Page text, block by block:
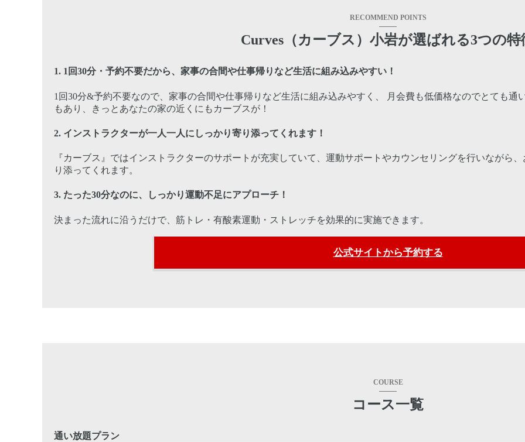
Curves（カーブス）小岩が選ばれる3つの特
RECOMMEND POINTS
1. 1回30分・予約不要だから、家事の合間や仕事帰りなど生活に組み込みやすい！
1回30分&予約不要なので、家事の合間や仕事帰りなど生活に組み込みやすく、 月会費も低価格なのでとても通
もあり、きっとあなたの家の近くにもカーブスが！
2. インストラクターが一人一人にしっかり寄り添ってくれます！
『カーブス』ではインストラクターのサポートが充実していて、運動サポートやカウンセリングを行いながら
り添ってくれます。
3. たった30分なのに、しっかり運動不足にアプローチ！
決まった流れに沿うだけで、筋トレ・有酸素運動・ストレッチを効果的に実施できます。
公式サイトから予約する
コース一覧
COURSE
通い放題プラン